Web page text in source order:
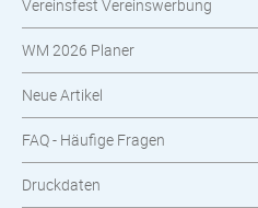
Neuheiten im Shop
Vereinsfest Vereinswerbung
WM 2026 Planer
Neue Artikel
FAQ - Häufige Fragen
Druckdaten